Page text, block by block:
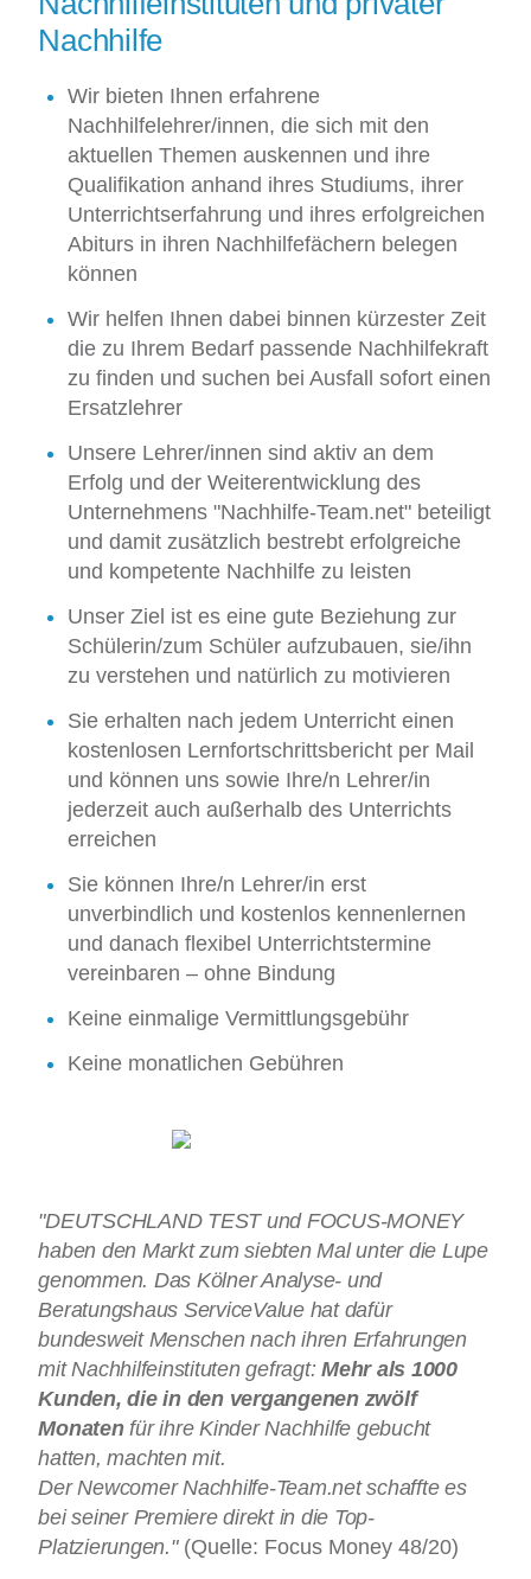
Nachhilfe
Wir bieten Ihnen erfahrene
Nachhilfelehrer/innen, die sich mit den
aktuellen Themen auskennen und ihre
Qualifikation anhand ihres Studiums, ihrer
Unterrichtserfahrung und ihres erfolgreichen
Abiturs in ihren Nachhilfefächern belegen
können
Wir helfen Ihnen dabei binnen kürzester Zeit
die zu Ihrem Bedarf passende Nachhilfekraft
zu finden und suchen bei Ausfall sofort einen
Ersatzlehrer
Unsere Lehrer/innen sind aktiv an dem
Erfolg und der Weiterentwicklung des
Unternehmens "Nachhilfe-Team.net" beteiligt
und damit zusätzlich bestrebt erfolgreiche
und kompetente Nachhilfe zu leisten
Unser Ziel ist es eine gute Beziehung zur
Schülerin/zum Schüler aufzubauen, sie/ihn
zu verstehen und natürlich zu motivieren
Sie erhalten nach jedem Unterricht einen
kostenlosen Lernfortschrittsbericht per Mail
und können uns sowie Ihre/n Lehrer/in
jederzeit auch außerhalb des Unterrichts
erreichen
Sie können Ihre/n Lehrer/in erst
unverbindlich und kostenlos kennenlernen
und danach flexibel Unterrichtstermine
vereinbaren – ohne Bindung
Keine einmalige Vermittlungsgebühr
Keine monatlichen Gebühren
"DEUTSCHLAND TEST und FOCUS-MONEY
haben den Markt zum siebten Mal unter die Lupe
genommen. Das Kölner Analyse- und
Beratungshaus ServiceValue hat dafür
bundesweit Menschen nach ihren Erfahrungen
mit Nachhilfeinstituten gefragt:Mehr als 1000
Kunden, die in den vergangenen zwölf
Monatenfür ihre Kinder Nachhilfe gebucht
hatten, machten mit.
Der Newcomer Nachhilfe-Team.net schaffte es
bei seiner Premiere direkt in die Top-
Platzierungen."(Quelle: Focus Money 48/20)